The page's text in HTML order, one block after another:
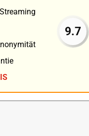
9.7